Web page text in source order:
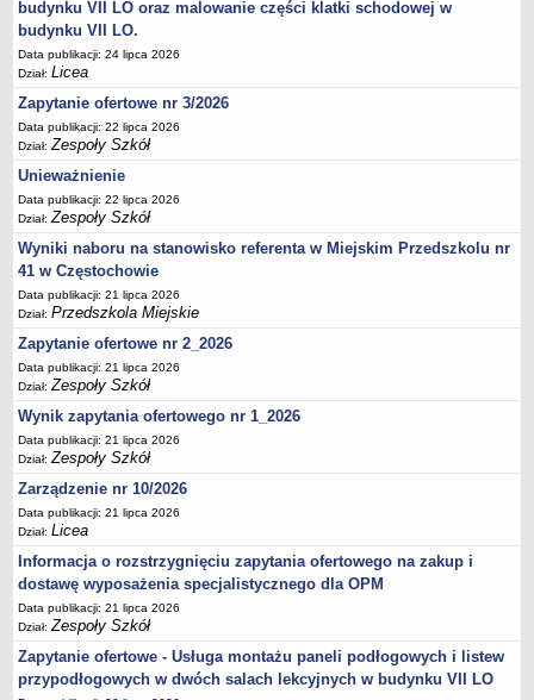
PONOWNE WYKORZYSTYWANIE
Sprawozdania
Deklaracja dostępności
DEKLARACJA DOSTĘPNOŚCI
PONOWNE WYKORZYSTYWANIE
UDOSTĘPNIANIE INFORMACJI PUBLICZNEJ
OCHRONA DANYCH OSOBOWYCH
budynku VII LO oraz malowanie części klatki schodowej w
budynku VII LO.
Data publikacji: 24 lipca 2026
Dział:Licea
Zapytanie ofertowe nr 3/2026
Data publikacji: 22 lipca 2026
Dział:Zespoły Szkół
Unieważnienie
Data publikacji: 22 lipca 2026
Dział:Zespoły Szkół
Wyniki naboru na stanowisko referenta w Miejskim Przedszkolu nr
41 w Częstochowie
Data publikacji: 21 lipca 2026
Dział:Przedszkola Miejskie
Zapytanie ofertowe nr 2_2026
Data publikacji: 21 lipca 2026
Dział:Zespoły Szkół
Wynik zapytania ofertowego nr 1_2026
Data publikacji: 21 lipca 2026
Dział:Zespoły Szkół
Zarządzenie nr 10/2026
Data publikacji: 21 lipca 2026
Dział:Licea
Informacja o rozstrzygnięciu zapytania ofertowego na zakup i
dostawę wyposażenia specjalistycznego dla OPM
Data publikacji: 21 lipca 2026
Dział:Zespoły Szkół
Zapytanie ofertowe - Usługa montażu paneli podłogowych i listew
przypodłogowych w dwóch salach lekcyjnych w budynku VII LO